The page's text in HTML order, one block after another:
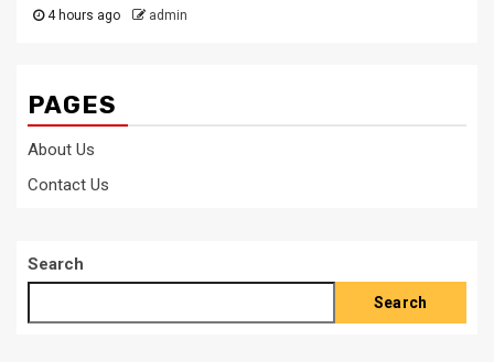
4 hours ago admin
PAGES
About Us
Contact Us
Search
Search